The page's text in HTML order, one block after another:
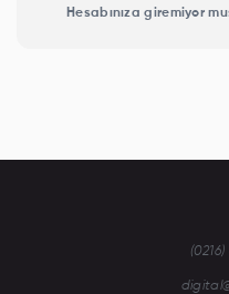
Hesabınıza giremiyor